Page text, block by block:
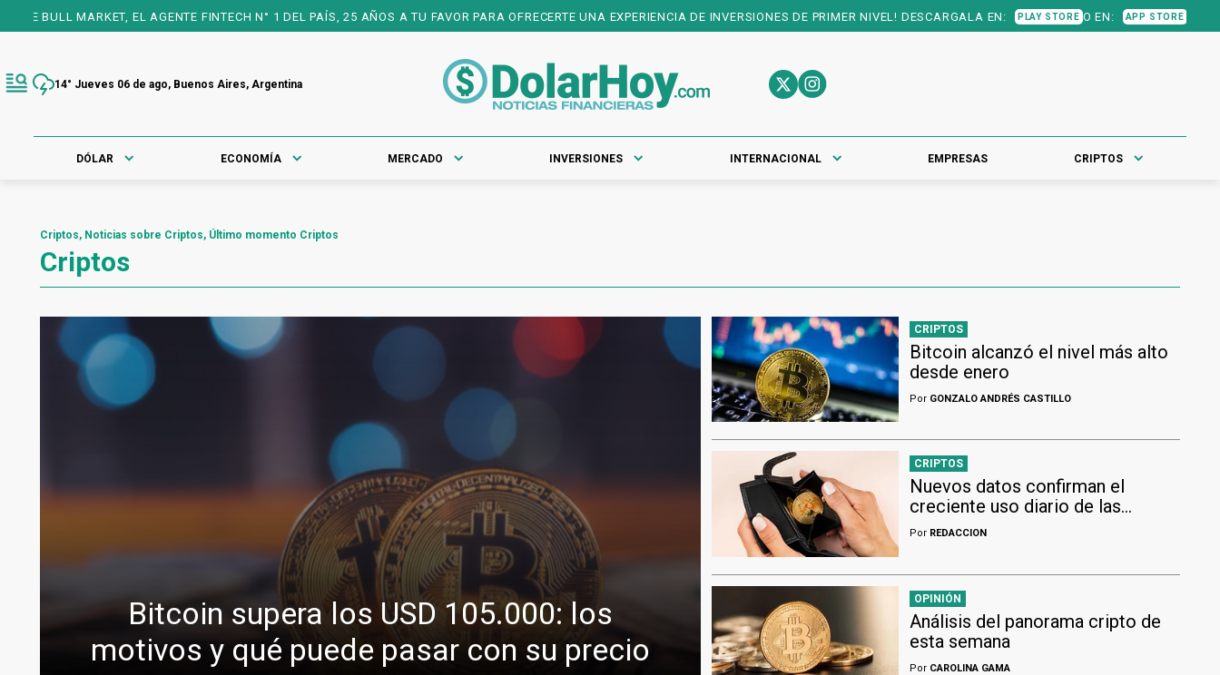
FINTECH N° 1 DEL PAÍS, 25 AÑOS A TU FAVOR PARA OFRECERTE UNA EXPERIENCIA DE INVERSIONES DE PRIMER NIVEL! DESCARGALA EN: PLAY STORE O EN: APP STORE
14° Jueves 06 de ago, Buenos Aires, Argentina
DÓLAR ECONOMÍA MERCADO INVERSIONES INTERNACIONAL EMPRESAS CRIPTOS
Criptos, Noticias sobre Criptos, Último momento Criptos
Criptos
Bitcoin supera los USD 105.000: los
motivos y qué puede pasar con su precio
CRIPTOS
Bitcoin alcanzó el nivel más alto
desde enero
Por GONZALO ANDRÉS CASTILLO
CRIPTOS
Nuevos datos confirman el
creciente uso diario de las
criptomonedas en toda América
Por REDACCION
OPINIÓN
Análisis del panorama cripto de
esta semana
Por CAROLINA GAMA